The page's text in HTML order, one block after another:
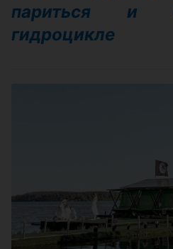
париться и
гидроцикле